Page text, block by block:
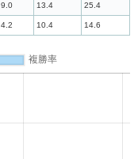
9.0 13.4 25.4
4.2 10.4 14.6